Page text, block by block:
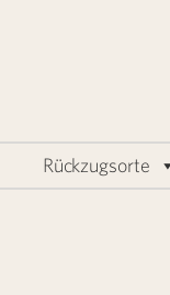
Rückzugsorte